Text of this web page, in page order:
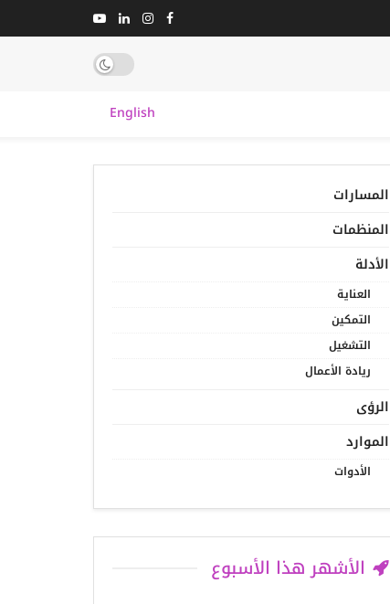
English
المسارات
المنظمات
الأدلة
العناية
التمكين
التشغيل
ريادة الأعمال
الرؤى
الموارد
الأدوات
الأشهر هذا الأسبوع